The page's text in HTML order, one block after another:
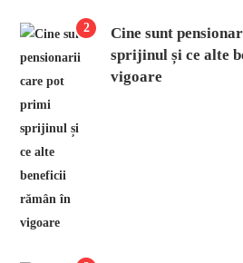
2
Cine sunt
sprijinul și ce alte
vigoare